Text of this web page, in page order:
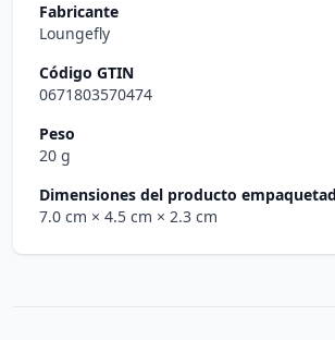
Fabricante
Loungefly
Código GTIN
0671803570474
Peso
20 g
Dimensiones del producto
7.0 cm × 4.5 cm × 2.3 cm